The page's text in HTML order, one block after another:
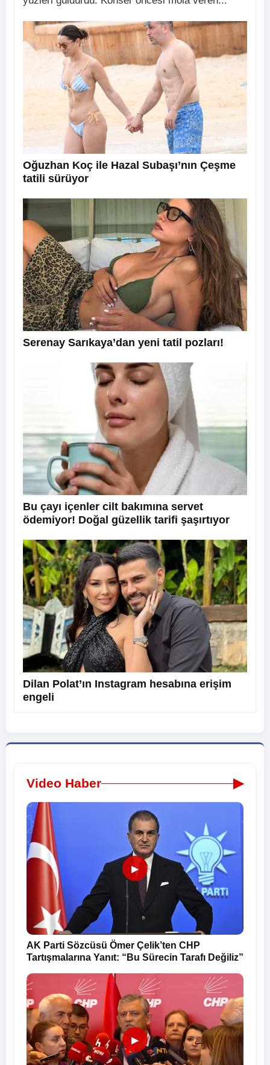
Oğuzhan Koç ile Hazal Subaşı’nın Çeşme
tatili sürüyor
Serenay Sarıkaya’dan yeni tatil pozları!
Bu çayı içenler cilt bakımına servet
ödemiyor! Doğal güzellik tarifi şaşırtıyor
Dilan Polat’ın Instagram hesabına erişim
engeli
Video Haber ▶
▶
AK Parti Sözcüsü Ömer Çelik’ten CHP
Tartışmalarına Yanıt: “Bu Sürecin Tarafı Değiliz”
▶